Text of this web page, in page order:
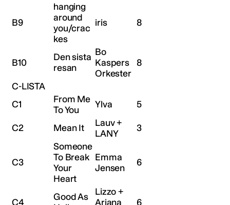
B9
hanging
around
you/crac
kes
iris 8
B10
Den sista
resan
Bo
Kaspers
Orkester
8
C-LISTA
C1
From Me
To You
Ylva 5
C2 Mean It
Lauv +
LANY
3
C3
Someone
To Break
Your
Heart
Emma
Jensen
6
C4
Good As
Lizzo +
Ariana
6